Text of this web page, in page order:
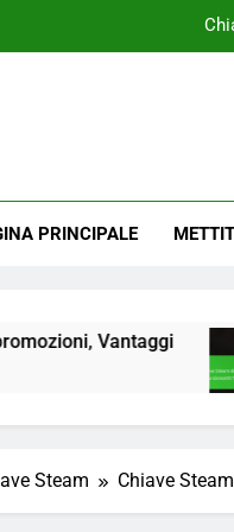
PRINCIPALE
3
Steam Chiave